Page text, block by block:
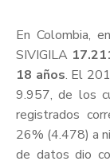
En Colombia,
SIVIGILA
18 años. El
9.957, de los
registrados
26% (4.478) a
de datos dio